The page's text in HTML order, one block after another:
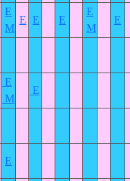
E
M
E E E
E
M
E
E
M
E
E